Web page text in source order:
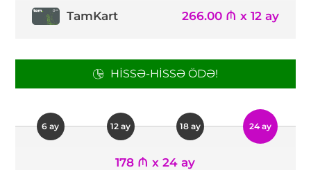
TamKart 266.00 ₼ x 12 ay
HISSƏ-HISSƏ ÖDƏ!
6 ay 12 ay 18 ay 24 ay
178 ₼ x 24 ay